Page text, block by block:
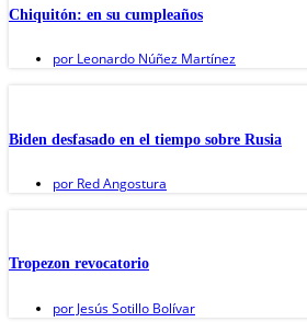
Chiquitón: en su cumpleaños
por Leonardo Núñez Martínez
Biden desfasado en el tiempo sobre Rusia
por Red Angostura
Tropezon revocatorio
por Jesús Sotillo Bolívar